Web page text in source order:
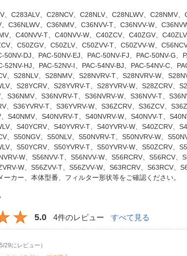
、C283ALV、C28NCV、C28NLV、C28NLWV、C28NMV
C36NLWV、C36NMV、C36NVV-T、C36NVV-W、
、C40NVV-T、C40NVV-W、C40ZCV、C40ZGV、
、C50ZGV、C50ZLV、C50ZVV-T、C50ZVV-W、
50NV-DJ、PAC-50NV-EJ、PAC-50NV-FJ、PAC-50NV-G
52NV-HJ、PAC-52NV-I、PAC-54NV-BJ、PAC-54NV-C、
、S28NLV、S28NMV、S28NVRV-T、S28NVRV-W、
、S28YCRV、S28YVRV-T、S28YVRV-W、S28ZCRV、
S36NMV、S36NVRV-T、S36NVRV-W、S36NVV-T、
、S36YVRV-T、S36YVRV-W、S36ZCRV、S36ZCV、
S40NMV、S40NVRV-T、S40NVRV-W、S40NVV-T、
、S40YCRV、S40YVRV-T、S40YVRV-W、S40ZCRV、
、S50NGV、S50NLV、S50NVRV-T、S50NVRV-W、
、S50YCRV、S50YVRV-T、S50YVRV-W、S50ZCRV、
W、S56NVV-T、S56NVV-W、S56RCRV、S56RCV
W、S56ZVV-T、S56ZVV-W、S63RCRV、S63RCV、
カー、本体型番、フィルター形状等をご確認ください。
5.0 4件のレビュー すべて見る
29にレビュー）